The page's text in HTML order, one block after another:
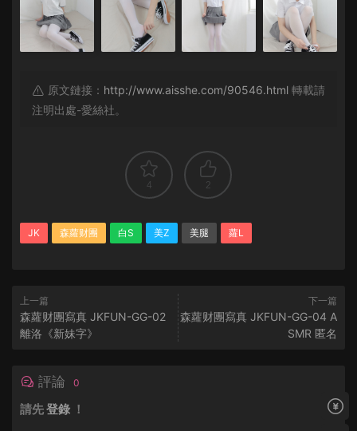
原文鏈接： http://www.aisshe.com/90546.html 轉載請
注明出處-愛絲社。
4 2
JK 森蘿财團 白S 美Z 美腿 蘿L
上一篇
森蘿财團寫真 JKFUN-GG-02
離洛《新妹字》
下一篇
森蘿财團寫真 JKFUN-GG-04 A
SMR 匿名
評論 0
請先登錄 ！